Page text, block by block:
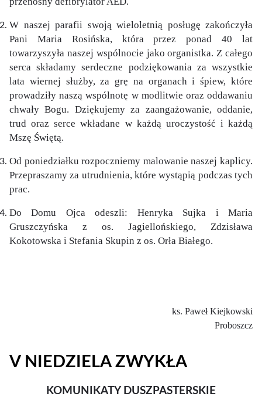
W naszej parafii swoją wieloletnią posługę zakończyła
Pani Maria Rosińska, która przez ponad 40 lat
towarzyszyła naszej wspólnocie jako organistka. Z całego
serca składamy serdeczne podziękowania za wszystkie
lata wiernej służby, za grę na organach i śpiew, które
prowadziły naszą wspólnotę w modlitwie oraz oddawaniu
chwały Bogu. Dziękujemy za zaangażowanie, oddanie,
trud oraz serce wkładane w każdą uroczystość i każdą
Mszę Świętą.
Od poniedziałku rozpoczniemy malowanie naszej kaplicy.
Przepraszamy za utrudnienia, które wystąpią podczas tych
prac.
Do Domu Ojca odeszli: Henryka Sujka i Maria
Gruszczyńska z os. Jagiellońskiego, Zdzisława
Kokotowska i Stefania Skupin z os. Orła Białego.
ks. Paweł Kiejkowski
Proboszcz
V NIEDZIELA ZWYKŁA
KOMUNIKATY DUSZPASTERSKIE